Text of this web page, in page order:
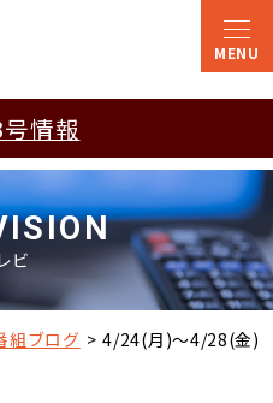
情報
ビ
組ブログ 4/24(月)～4/28(金)